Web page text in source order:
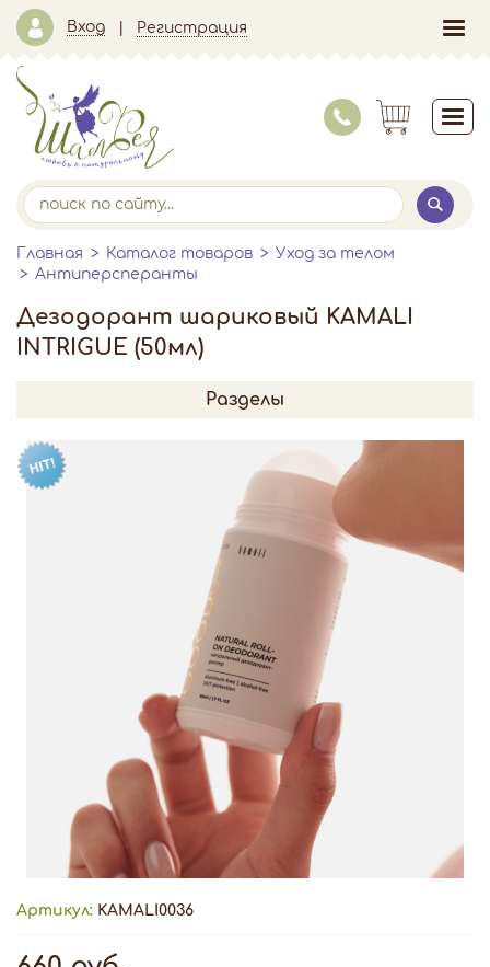
Вход Регистрация
Главная Каталог товаров
Уход за телом
Антиперсперанты
Дезодорант шариковый KAMALI
INTRIGUE (50мл)
Разделы
Артикул: KAMALI0036